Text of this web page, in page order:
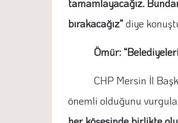
tamamlayacağız.
bırakacağız”diye
Ömür:
CHP Mersin İl
önemli olduğunu